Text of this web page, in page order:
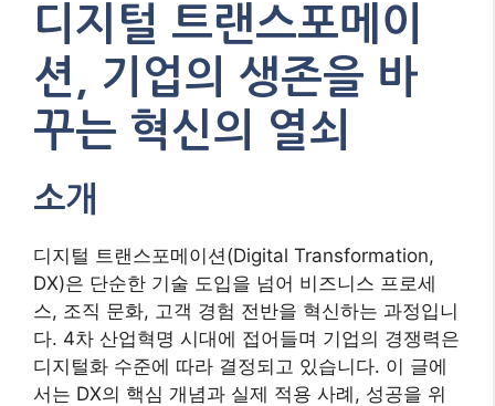
디지털 트랜스포메이
션, 기업의 생존을 바
꾸는 혁신의 열쇠
소개
디지털 트랜스포메이션(Digital Transformation,
DX)은 단순한 기술 도입을 넘어 비즈니스 프로세
스, 조직 문화, 고객 경험 전반을 혁신하는 과정입니
다. 4차 산업혁명 시대에 접어들며 기업의 경쟁력은
디지털화 수준에 따라 결정되고 있습니다. 이 글에
서는 DX의 핵심 개념과 실제 적용 사례, 성공을 위